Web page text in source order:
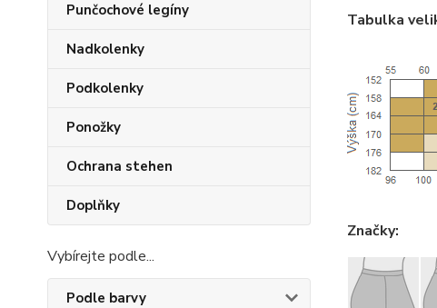
Punčochové legíny
Nadkolenky
Podkolenky
Ponožky
Ochrana stehen
Doplňky
Vybírejte podle...
Podle barvy
Tabulka
Značky: